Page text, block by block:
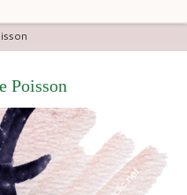
Poisson